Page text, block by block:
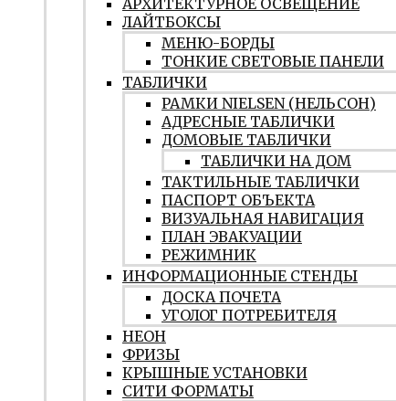
АРХИТЕКТУРНОЕ ОСВЕЩЕНИЕ
ЛАЙТБОКСЫ
МЕНЮ-БОРДЫ
ТОНКИЕ СВЕТОВЫЕ ПАНЕЛИ
ТАБЛИЧКИ
РАМКИ NIELSEN (НЕЛЬСОН)
АДРЕСНЫЕ ТАБЛИЧКИ
ДОМОВЫЕ ТАБЛИЧКИ
ТАБЛИЧКИ НА ДОМ
ТАКТИЛЬНЫЕ ТАБЛИЧКИ
ПАСПОРТ ОБЪЕКТА
ВИЗУАЛЬНАЯ НАВИГАЦИЯ
ПЛАН ЭВАКУАЦИИ
РЕЖИМНИК
ИНФОРМАЦИОННЫЕ СТЕНДЫ
ДОСКА ПОЧЕТА
УГОЛОГ ПОТРЕБИТЕЛЯ
НЕОН
ФРИЗЫ
КРЫШНЫЕ УСТАНОВКИ
СИТИ ФОРМАТЫ